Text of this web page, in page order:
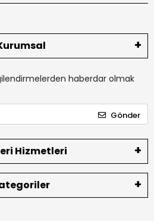
haberdar olmak
Gönder
Hizmetleri